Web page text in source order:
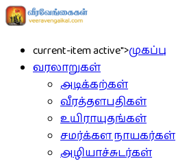
current-item active">முகப்பு
வரலாறுகள்
அடிக்கற்கள்
வீரத்தளபதிகள்
உயிராயுதங்கள்
சமர்க்கள நாயகர்கள்
அழியாச்சுடர்கள்